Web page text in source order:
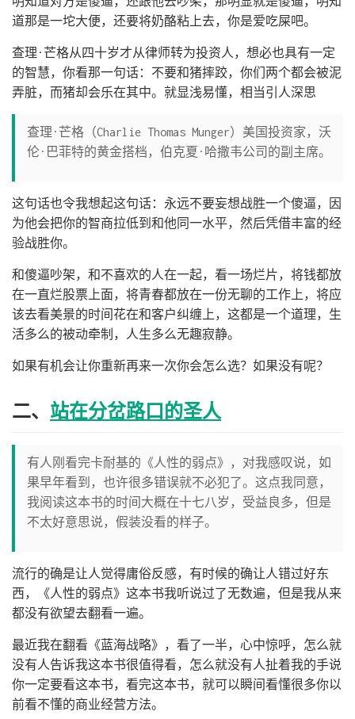
道那是一坨大便，还要将奶酪粘上去，你是爱吃屎吧。
查理·芒格从四十岁才从律师转为投资人，想必也具有一定
的智慧，你看那一句话：不要和猪摔跤，你们两个都会被泥
弄脏，而猪却会乐在其中。就显浅易懂，相当引人深思
查理·芒格（Charlie Thomas Munger）美国投资家，沃
伦·巴菲特的黄金搭档，伯克夏·哈撒韦公司的副主席。
这句话也令我想起这句话：永远不要妄想战胜一个傻逼，因
为他会把你的智商拉低到和他同一水平，然后凭借丰富的经
验战胜你。
和傻逼吵架，和不喜欢的人在一起，看一场烂片，将钱都放
在一直烂股票上面，将青春都放在一份无聊的工作上，将应
该去看美景的时间花在和客户纠缠上，这都是一个道理，生
活多么的被动牵制，人生多么无趣寂静。
如果有机会让你重新再来一次你会怎么选？如果没有呢？
二、 站在分岔路口的圣人
有人刚看完卡耐基的《人性的弱点》，对我感叹说，如
果早年看到，也许很多错误就不必犯了。这点我同意，
我阅读这本书的时间大概在十七八岁，受益良多，但是
不太好意思说，假装没看的样子。
流行的确是让人觉得庸俗反感，有时候的确让人错过好东
西，《人性的弱点》这本书我听说过了无数遍，但是我从来
都没有欲望去翻看一遍。
最近我在翻看《蓝海战略》，看了一半，心中惊呼，怎么就
没有人告诉我这本书很值得看，怎么就没有人扯着我的手说
你一定要看这本书，看完这本书，就可以瞬间看懂很多你以
前看不懂的商业经营方法。